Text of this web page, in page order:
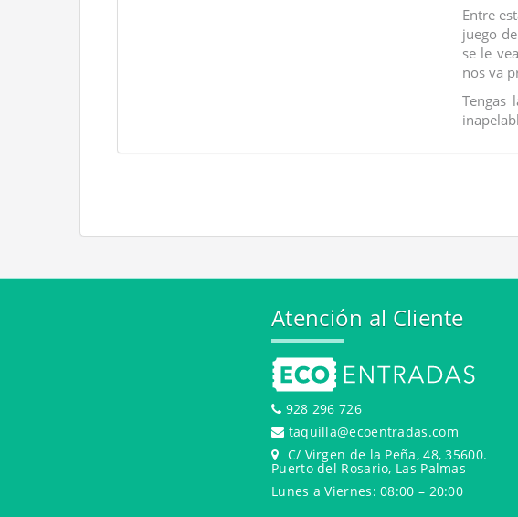
Entre
juego
se le
nos va
Tengas
Atención al Cliente
928 296 726
taquilla@ecoentradas.com
C/ Virgen de la Peña, 48, 35600.
Puerto del Rosario, Las Palmas
Lunes a Viernes: 08:00 – 20:00